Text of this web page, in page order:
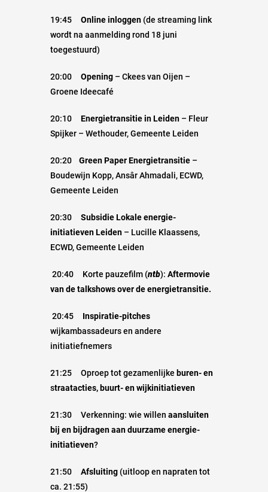
19:45 Online inloggen (de streaming link
wordt na aanmelding rond 18 juni
toegestuurd)
20:00 Opening – Ckees van Oijen –
Groene Ideecafé
20:10 Energietransitiein Leiden – Fleur
Spijker – Wethouder, Gemeente Leiden
20:20 Green Paper Energietransitie –
Boudewijn Kopp, Ansâr Ahmadali, ECWD,
Gemeente Leiden
20:30 Subsidie Lokale energie-
initiatieven Leiden – Lucille Klaassens,
ECWD, Gemeente Leiden
20:40 Korte pauzefilm (ntb): Aftermovie
van de talkshows over de energietransitie.
20:45 Inspiratie-pitches
wijkambassadeurs en andere
initiatiefnemers
21:25 Oproep tot gezamenlijke buren- en
straatacties, buurt- en wijkinitiatieven
21:30 Verkenning: wie willen aansluiten
bij en bijdragen aan duurzame energie-
initiatieven?
21:50 Afsluiting (uitloop en napraten tot
ca. 21:55)